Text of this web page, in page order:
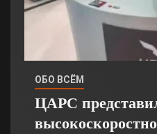
ОБО ВСЁМ
ЦАРС